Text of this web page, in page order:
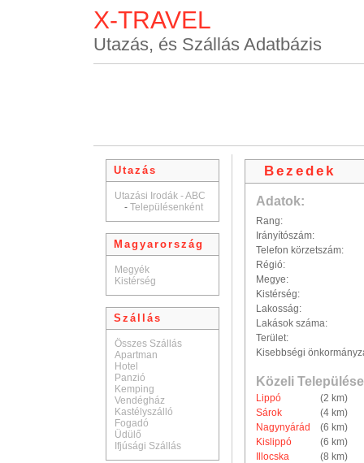
X-TRAVEL
Utazás, és Szállás Adatbázis
Utazás
Utazási Irodák - ABC
- Településenként
Magyarország
Megyék
Kistérség
Szállás
Összes Szállás
Apartman
Hotel
Panzió
Kemping
Vendégház
Kastélyszálló
Fogadó
Üdülő
Ifjúsági Szállás
Bezedek
Adatok:
Rang:
Irányítószám:
Telefon körzetszám:
Régió:
Megye:
Kistérség:
Lakosság:
Lakások száma:
Terület:
Kisebbségi
Közeli
Lippó
(2 km)
Sárok
(4 km)
Nagynyárád
(6 km)
Kislippó
(6 km)
Illocska
(8 km)